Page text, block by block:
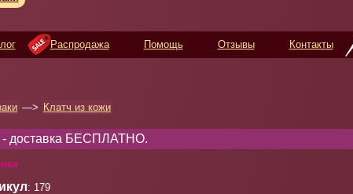
Распродажа Помощь Отзывы Контакты
—> Клатч из кожи
- доставка БЕСПЛАТНО.
: 179